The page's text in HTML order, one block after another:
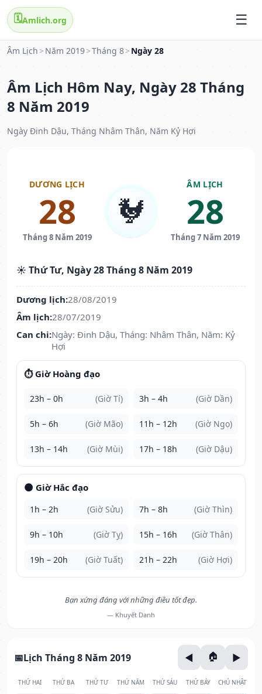
🗓️Amlich.org
Âm Lịch > Năm 2019>Tháng 8> Ngày 28
Âm Lịch Hôm Nay, Ngày 28 Tháng
8 Năm 2019
Ngày Đinh Dậu, Tháng Nhâm Thân, Năm Kỷ Hợi
DƯƠNG LỊCH
28
Tháng 8 Năm 2019
🐓
ÂM LỊCH
28
Tháng 7 Năm 2019
☀️ Thứ Tư, Ngày 28 Tháng 8 Năm 2019
Dương lịch:28/08/2019
Âm lịch:28/07/2019
Can chi:Ngày: Đinh Dậu, Tháng: Nhâm Thân, Năm: Kỷ
Hợi
⏱️ Giờ Hoàng đạo
23h – 0h (Giờ Tí) 3h – 4h (Giờ Dần)
5h – 6h (Giờ Mão) 11h – 12h (Giờ Ngọ)
13h – 14h (Giờ Mùi) 17h – 18h (Giờ Dậu)
🌑 Giờ Hắc đạo
1h – 2h (Giờ Sửu) 7h – 8h (Giờ Thìn)
9h – 10h (Giờ Tỵ) 15h – 16h (Giờ Thân)
19h – 20h (Giờ Tuất) 21h – 22h (Giờ Hợi)
Bạn xứng đáng với những điều tốt đẹp.
— Khuyết Danh
Lịch Tháng 8 Năm 2019
THỨ HAI THỨ BA THỨ TƯ THỨ NĂM THỨ SÁU THỨ BẢY CHỦ NHẬT